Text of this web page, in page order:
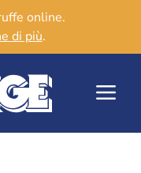
online.
di più.